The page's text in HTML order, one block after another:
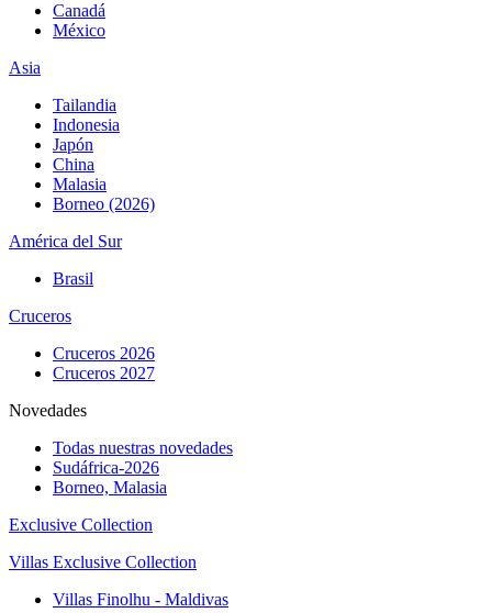
Canadá
México
Asia
Tailandia
Indonesia
Japón
China
Malasia
Borneo (2026)
América del Sur
Brasil
Cruceros
Cruceros 2026
Cruceros 2027
Novedades
Todas nuestras novedades
Sudáfrica-2026
Borneo, Malasia
Exclusive Collection
Villas Exclusive Collection
Villas Finolhu - Maldivas